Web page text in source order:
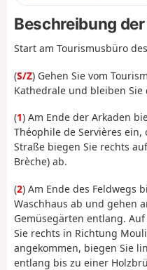
Beschreibung
Start am Tourismusbüro
(S/Z) Gehen Sie vom
Kathedrale und bleiben
(1) Am Ende der Arkaden
Théophile de Servières
Straße biegen Sie rechts
Brèche) ab.
(2) Am Ende des Feldwegs
Waschhaus ab und gehen
Gemüsegärten entlang.
Sie rechts in Richtung
angekommen, biegen Sie
entlang bis zu einer